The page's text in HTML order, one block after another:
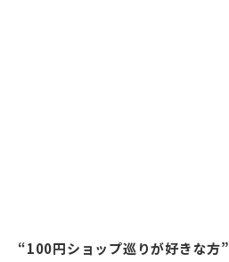
“100円ショップ巡りが好きな方”